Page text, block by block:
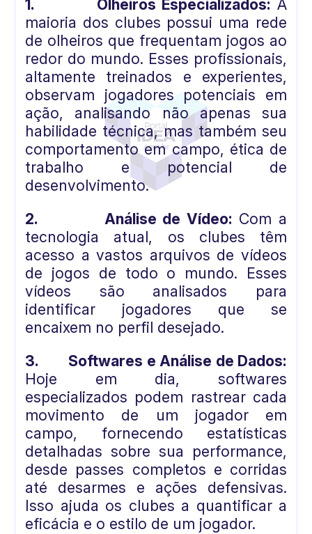
1. Olheiros Especializados: A
maioria dos clubes possui uma rede
de olheiros que frequentam jogos ao
redor do mundo. Esses profissionais,
altamente treinados e experientes,
observam jogadores potenciais em
ação, analisando não apenas sua
habilidade técnica, mas também seu
comportamento em campo, ética de
trabalho e potencial de
desenvolvimento.
2.
Análise de Vídeo: Com a
tecnologia atual, os clubes têm
acesso a vastos arquivos de vídeos
de jogos de todo o mundo. Esses
vídeos são analisados para
identificar jogadores que se
encaixem no perfil desejado.
3.
Softwares e Análise de Dados:
Hoje em dia, softwares
especializados podem rastrear cada
movimento de um jogador em
campo, fornecendo estatísticas
detalhadas sobre sua performance,
desde passes completos e corridas
até desarmes e ações defensivas.
Isso ajuda os clubes a quantificar a
eficácia e o estilo de um jogador.